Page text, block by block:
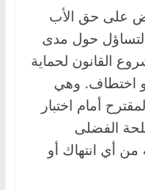
على حق الأب
حول مدى
القانون لحماية
اختطاف. وهي
أمام اختبار
الفضلى
أي انتهاك أو